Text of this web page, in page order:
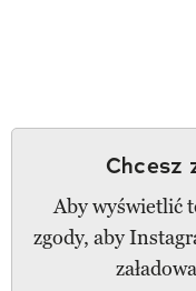
Chcesz
Aby wyświetlić
zgody, aby